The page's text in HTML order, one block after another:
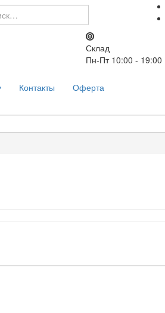
Склад
Пн-Пт 10:00 - 19:00
Контакты Оферта